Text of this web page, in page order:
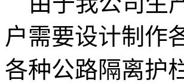
户需要设计制作
各种公路隔离护